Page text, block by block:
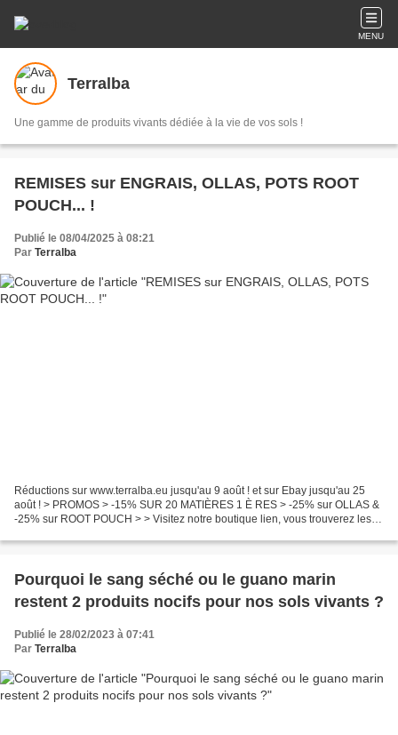
MENU
Terralba
Une gamme de produits vivants dédiée à la vie de vos sols !
REMISES sur ENGRAIS, OLLAS, POTS ROOT
POUCH... !
Publié le 08/04/2025 à 08:21
Par Terralba
Réductions sur www.terralba.eu jusqu'au 9 août ! et sur Ebay jusqu'au 25
août ! > PROMOS > -15% SUR 20 MATIÈRES 1 È RES > -25% sur OLLAS &
-25% sur ROOT POUCH > > Visitez notre boutique lien, vous trouverez les
Pourquoi le sang séché ou le guano marin
restent 2 produits nocifs pour nos sols vivants ?
Publié le 28/02/2023 à 07:41
Par Terralba